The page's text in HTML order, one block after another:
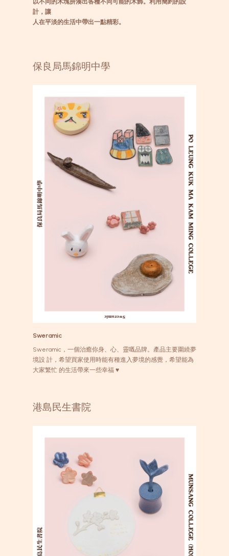
以不同的木塊拼湊出各種不同可能的木飾。利用簡約的設
計，讓
人在平淡的生活中帶出一點精彩。
保良局馬錦明中學
Sweramic
Sweramic，一個治癒你身、心、靈嘅品牌。產品主要圍繞夢
境設 計，希望買家使用時能有種進入夢境的感覺，希望能為
大家繁忙 的生活帶來一些幸福 ♥
港島民生書院